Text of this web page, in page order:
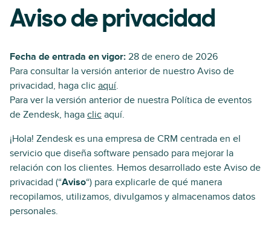
Aviso de privacidad
Fecha de entrada en vigor: 28 de enero de 2026
Para consultar la versión anterior de nuestro Aviso de
privacidad, haga clic aquí.
Para ver la versión anterior de nuestra Política de eventos
de Zendesk, haga clic aquí.
¡Hola! Zendesk es una empresa de CRM centrada en el
servicio que diseña software pensado para mejorar la
relación con los clientes. Hemos desarrollado este Aviso de
privacidad (“Aviso“) para explicarle de qué manera
recopilamos, utilizamos, divulgamos y almacenamos datos
personales.